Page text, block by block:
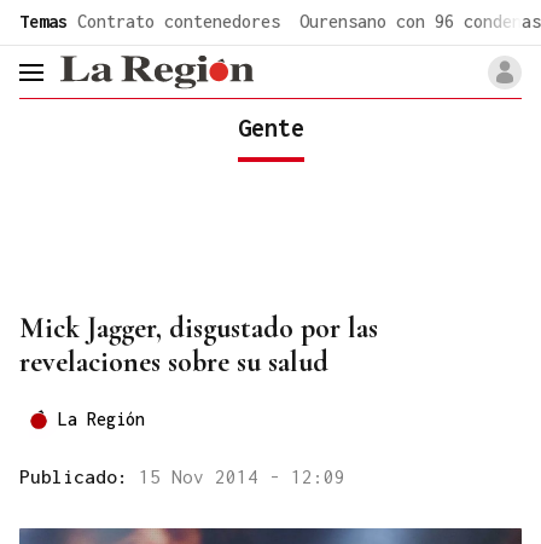
Temas Contrato contenedores Ourensano con 96 condenas
header.menu.open
Gente
Mick Jagger, disgustado por las
revelaciones sobre su salud
La Región
Publicado: 15 Nov 2014 - 12:09